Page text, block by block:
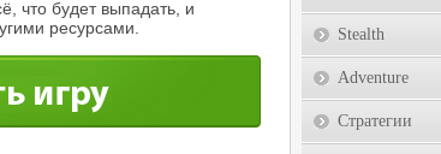
что будет выпадать, и
ресурсами.
Stealth
Adventure
Стратегии